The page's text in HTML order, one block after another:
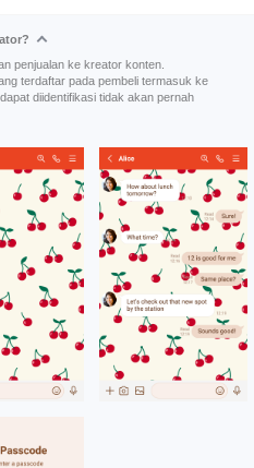
penjualan ke kreator konten.
terdaftar pada pembeli termasuk ke
diidentifikasi tidak akan pernah